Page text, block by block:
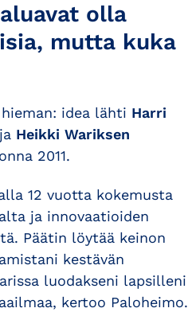
olla
mutta kuka
idea lähti Harri
ja Heikki Wariksen
2011.
12 vuotta kokemusta
ja innovaatioiden
Päätin löytää keinon
kestävän
luodakseni lapsilleni
kertoo Paloheimo.